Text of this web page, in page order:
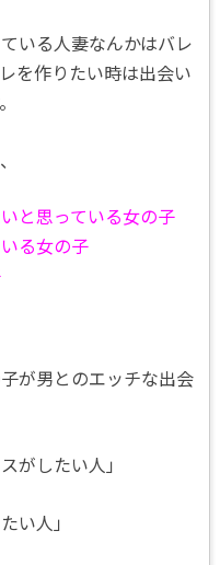
いる人妻なんかはバレ
を作りたい時は出会い
と思っている女の子
る女の子
が男とのエッチな出会
がしたい人」
い人」